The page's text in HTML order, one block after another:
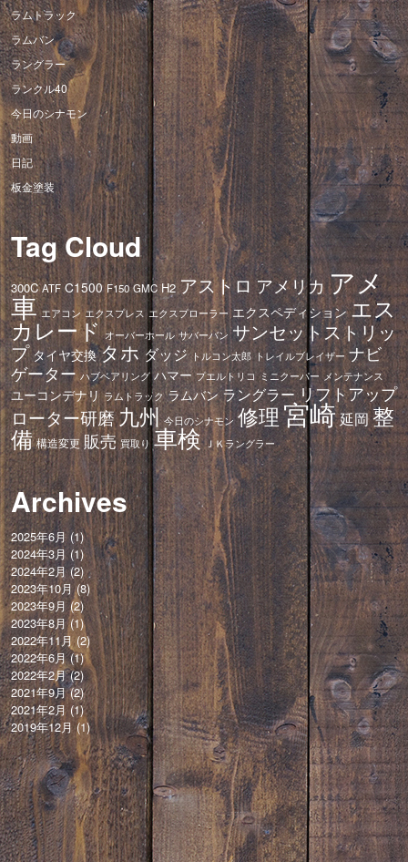
ラムトラック
ラムバン
ラングラー
ランクル40
今日のシナモン
動画
日記
板金塗装
Tag Cloud
300C ATF C1500 F150 GMC H2 アストロ アメリカアメ
車 エアコン エクスプレス エクスプローラー エクスペディション エス
カレード オーバーホール サバーバン サンセットストリッ
プタイヤ交換タホ ダッジ トルコン太郎 トレイルブレイザー ナビ
ゲーター ハブベアリング ハマー プエルトリコ ミニクーパー メンテナンス
ユーコンデナリ ラムトラック ラムバン ラングラー リフトアップ
ローター研磨九州 今日のシナモン 修理宮崎延岡整
備 構造変更 販売 買取り 車検 ＪＫラングラー
Archives
2025年6月(1)
2024年3月(1)
2024年2月(2)
2023年10月(8)
2023年9月 (2)
2023年8月(1)
2022年11月(2)
2022年6月(1)
2022年2月(2)
2021年9月(2)
2021年2月 (1)
2019年12月(1)